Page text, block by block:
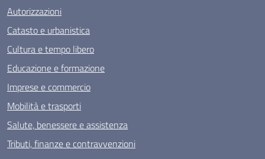
Autorizzazioni
Catasto e urbanistica
Cultura e tempo libero
Educazione e formazione
Imprese e commercio
Mobilità e trasporti
Salute, benessere e assistenza
Tributi, finanze e contravvenzioni